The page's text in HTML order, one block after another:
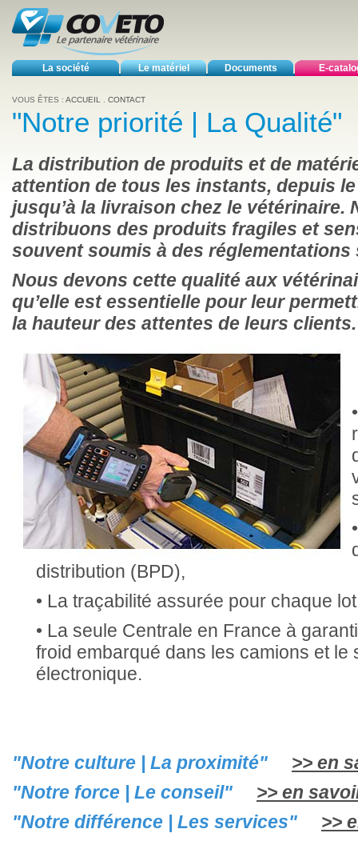
La société Le matériel Documents E-
VOUS ÊTES : ACCUEIL CONTACT
"Notre priorité | La Qualité"
La distribution de produits et de
attention de tous les instants, depuis
jusqu’à la livraison chez le
distribuons des produits fragiles et
souvent soumis à des réglementations
Nous devons cette qualité aux
qu’elle est essentielle pour leur
la hauteur des attentes de leurs clients.
distribution (BPD),
• La traçabilité assurée pour chaque
• La seule Centrale en France à
froid embarqué dans les camions et
électronique.
"Notre culture | La proximité"
>> en
"Notre force | Le conseil"
>> en
"Notre différence | Les services"
>>